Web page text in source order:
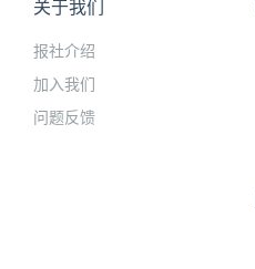
关于我们
报社介绍
加入我们
问题反馈